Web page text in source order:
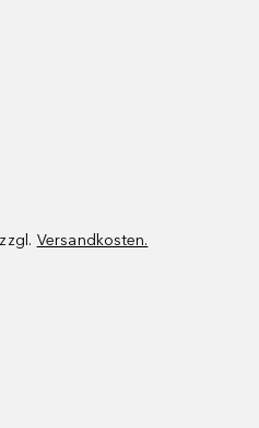
Versandkosten.